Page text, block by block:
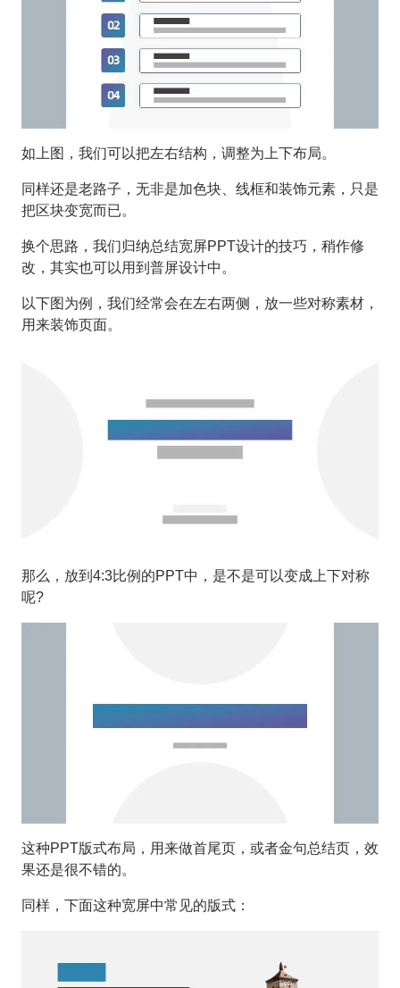
如上图，我们可以把左右结构，调整为上下布局。
同样还是老路子，无非是加色块、线框和装饰元素，只是
把区块变宽而已。
换个思路，我们归纳总结宽屏PPT设计的技巧，稍作修
改，其实也可以用到普屏设计中。
以下图为例，我们经常会在左右两侧，放一些对称素材，
用来装饰页面。
那么，放到4:3比例的PPT中，是不是可以变成上下对称
呢?
这种PPT版式布局，用来做首尾页，或者金句总结页，效
果还是很不错的。
同样，下面这种宽屏中常见的版式：